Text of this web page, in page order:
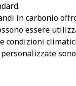
in carbonio
essere
condizioni